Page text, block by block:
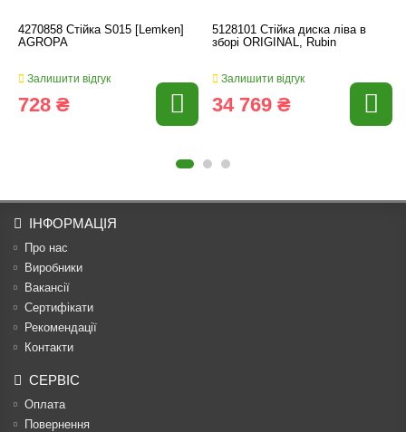
4270858 Стійка S015 [Lemken]
AGROPA
Залишити відгук
728 ₴
5128101 Стійка диска ліва в
зборі ORIGINAL, Rubin
Залишити відгук
34 769 ₴
ІНФОРМАЦІЯ
Про нас
Виробники
Вакансії
Сертифікати
Рекомендації
Контакти
СЕРВІС
Оплата
Повернення